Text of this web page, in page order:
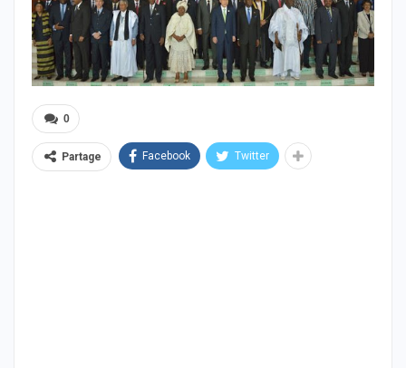
0
Partage Facebook Twitter